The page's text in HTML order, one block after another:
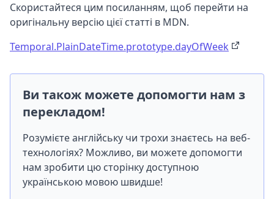
Скористайтеся цим посиланням, щоб перейти на
оригінальну версію цієї статті в MDN.
Temporal.PlainDateTime.prototype.dayOfWeek
Ви також можете допомогти нам з
перекладом!
Розумієте англійську чи трохи знаєтесь на веб-
технологіях? Можливо, ви можете допомогти
нам зробити цю сторінку доступною
українською мовою швидше!